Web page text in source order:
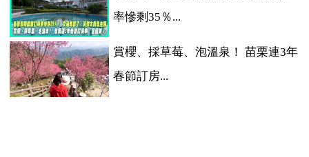
率慘剩35％...
賞櫻、採草莓、泡溫泉！ 苗栗連3年
春節訂房...